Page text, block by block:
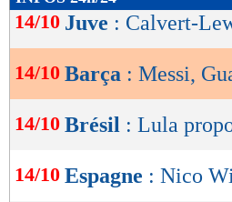
de
OK
14/10 Juve : Calvert-
14/10 Barça : Messi,
14/10 Brésil : Lula
14/10 Espagne : Nico